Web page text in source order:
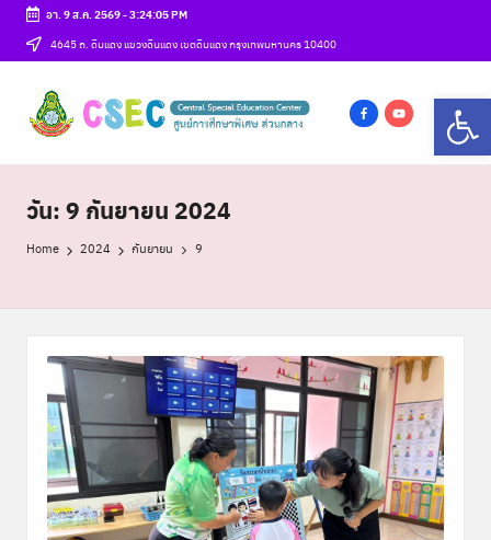
Skip
content
อา. 9 ส.ค. 2569-3:24:06 PM
4645 ถ. ดินแดง แขวงดินแดง เขตดินแดง กรุงเทพมหานคร 10400
ศู
น
ก
า
ร
ก
ษ
พิ
csec
a
o
o
e
วัน:9 กันยายน 2024
Home 2024 กันยายน 9